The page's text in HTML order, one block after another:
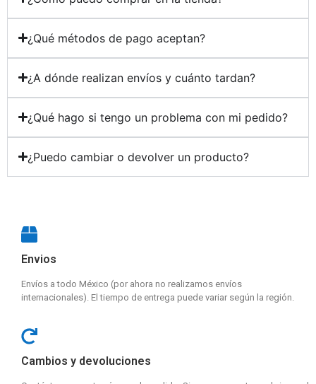
¿Qué métodos de pago aceptan?
¿A dónde realizan envíos y cuánto tardan?
¿Qué hago si tengo un problema con mi pedido?
¿Puedo cambiar o devolver un producto?
Envios
Envíos a todo México (por ahora no realizamos envíos
internacionales). El tiempo de entrega puede variar según la región.
Cambios y devoluciones